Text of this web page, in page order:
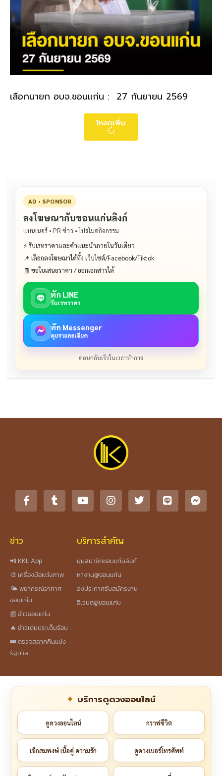
เลือกนายก อบจ.ขอนแก่น : 27 กันยายน 2569
โหลดเพิ่ม
AD • SPONSOR
ลงโฆษณากับขอนแก่นลิงก์
แบนเนอร์ • PR ข่าว • โปรโมตกิจกรรม
⚡ รับเรทราคาและคำแนะนำภายในวันเดียว
📌 เลือกลงโฆษณาได้ทั้ง เว็บไซต์/Facebook/Tiktok
🧾 ขอใบเสนอราคา / ออกเอกสารได้
ทัก LINE
รับเรทราคา
ทัก Messenger
คุยรายละเอียด
ตอบกลับเร็วในเวลาทำการ
ข่าว
📲 KKL App
🎨 เครื่องมือแต่งภาพ
🌤️ พยากรณ์อากาศ
ขอนแก่น
📰 ข่าวขอนแก่น
🔥 ข่าวเด่นประเด็นร้อน
🎟️ ตรวจสลากกินแบ่ง
รัฐบาล
บริการสำคัญ
มุมสมาชิกขอนแก่นลิงก์
หางาน@ขอนแก่น
ลงประกาศรับสมัครงาน
อีเวนต์@ขอนแก่น
บริการดูดวงออนไลน์
ดูดวงออนไลน์ กราฟชีวิต
เช็กสมพงษ์ เนื้อคู่ ความรัก ดูดวงเบอร์โทรศัพท์